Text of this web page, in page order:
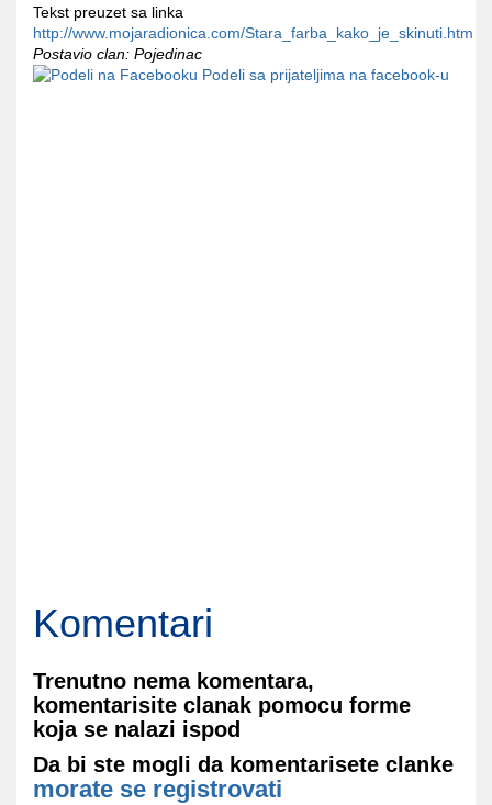
Tekst preuzet sa linka
http://www.mojaradionica.com/Stara_farba_kako_je_skinuti.htm
Postavio clan: Pojedinac
Podeli sa prijateljima na facebook-u
Komentari
Trenutno nema komentara,
komentarisite clanak pomocu forme
koja se nalazi ispod
Da bi ste mogli da komentarisete clanke
morate se registrovati